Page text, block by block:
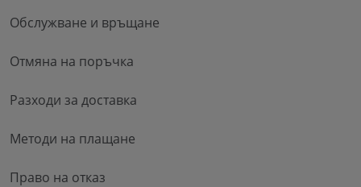
Обслужване и връщане
Отмяна на поръчка
Разходи за доставка
Методи на плащане
Право на отказ